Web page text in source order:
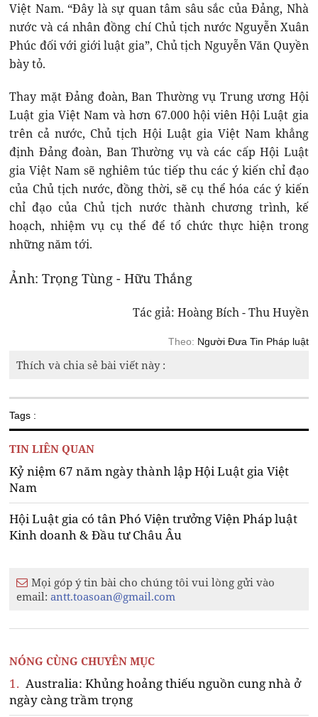
Việt Nam. “Đây là sự quan tâm sâu sắc của Đảng, Nhà
nước và cá nhân đồng chí Chủ tịch nước Nguyễn Xuân
Phúc đối với giới luật gia”, Chủ tịch Nguyễn Văn Quyền
bày tỏ.
Thay mặt Đảng đoàn, Ban Thường vụ Trung ương Hội
Luật gia Việt Nam và hơn 67.000 hội viên Hội Luật gia
trên cả nước, Chủ tịch Hội Luật gia Việt Nam khẳng
định Đảng đoàn, Ban Thường vụ và các cấp Hội Luật
gia Việt Nam sẽ nghiêm túc tiếp thu các ý kiến chỉ đạo
của Chủ tịch nước, đồng thời, sẽ cụ thể hóa các ý kiến
chỉ đạo của Chủ tịch nước thành chương trình, kế
hoạch, nhiệm vụ cụ thể để tổ chức thực hiện trong
những năm tới.
Ảnh: Trọng Tùng - Hữu Thắng
Tác giả: Hoàng Bích - Thu Huyền
Theo: Người Đưa Tin Pháp luật
Thích và chia sẻ bài viết này :
Tags :
TIN LIÊN QUAN
Kỷ niệm 67 năm ngày thành lập Hội Luật gia Việt
Nam
Hội Luật gia có tân Phó Viện trưởng Viện Pháp luật
Kinh doanh & Đầu tư Châu Âu
Mọi góp ý tin bài cho chúng tôi vui lòng gửi vào
email:antt.toasoan@gmail.com
NÓNG CÙNG CHUYÊN MỤC
1. Australia: Khủng hoảng thiếu nguồn cung nhà ở
ngày càng trầm trọng